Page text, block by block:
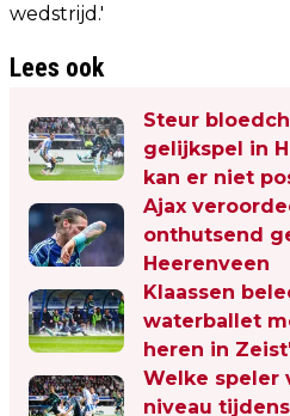
wedstrijd.'
Lees ook
Steur
gelijkspel in
kan er niet
Ajax
onthutsend
Heerenveen
Klaassen
waterballet
heren in
Welke speler
niveau